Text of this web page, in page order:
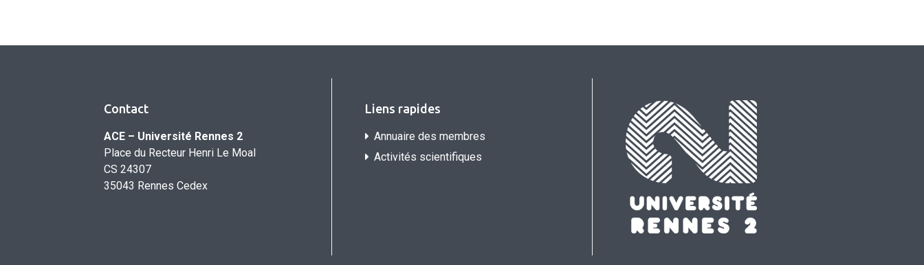
Contact
ACE – Université Rennes 2
Place du Recteur Henri Le Moal
CS 24307
35043 Rennes Cedex
Liens rapides
Annuaire des membres
Activités scientifiques